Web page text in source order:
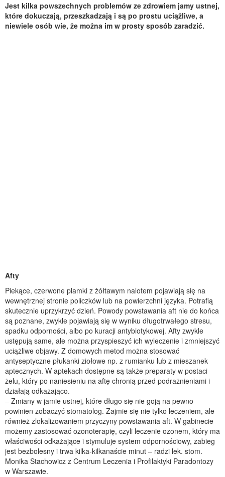
Jest kilka powszechnych problemów ze zdrowiem jamy ustnej,
które dokuczają, przeszkadzają i są po prostu uciążliwe, a
niewiele osób wie, że można im w prosty sposób zaradzić.
Afty
Piekące, czerwone plamki z żółtawym nalotem pojawiają się na
wewnętrznej stronie policzków lub na powierzchni języka. Potrafią
skutecznie uprzykrzyć dzień. Powody powstawania aft nie do końca
są poznane, zwykle pojawiają się w wyniku długotrwałego stresu,
spadku odporności, albo po kuracji antybiotykowej. Afty zwykle
ustępują same, ale można przyspieszyć ich wyleczenie i zmniejszyć
uciążliwe objawy. Z domowych metod można stosować
antyseptyczne płukanki ziołowe np. z rumianku lub z mieszanek
aptecznych. W aptekach dostępne są także preparaty w postaci
żelu, który po naniesieniu na aftę chronią przed podrażnieniami i
działają odkażająco.
– Zmiany w jamie ustnej, które długo się nie goją na pewno
powinien zobaczyć stomatolog. Zajmie się nie tylko leczeniem, ale
również zlokalizowaniem przyczyny powstawania aft. W gabinecie
możemy zastosować ozonoterapię, czyli leczenie ozonem, który ma
właściwości odkażające i stymuluje system odpornościowy, zabieg
jest bezbolesny i trwa kilka-kilkanaście minut – radzi lek. stom.
Monika Stachowicz z Centrum Leczenia i Profilaktyki Paradontozy
w Warszawie.